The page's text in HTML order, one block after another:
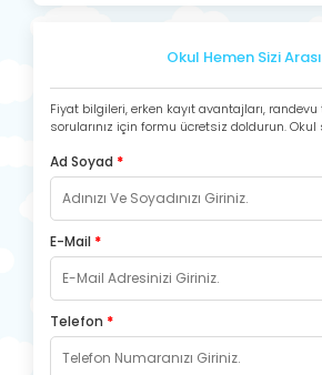
Okul Hemen Sizi
Fiyat bilgileri, erken kayıt avantajları,
sorularınız için formu ücretsiz doldurun. Okul
Ad Soyad *
E-Mail *
Telefon *